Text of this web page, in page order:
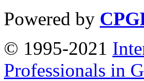
Powered by
© 1995-2021
Professionals in